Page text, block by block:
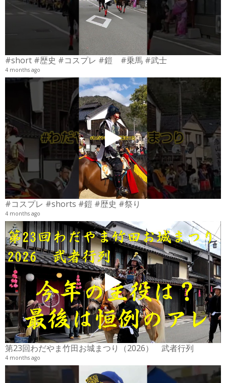
#short #歴史 #コスプレ #鎧 #乗馬 #武士
4 months ago
#コスプレ #shorts #鎧 #歴史 #祭り
4 months ago
第23回わだやま竹田お城まつり（2026） 武者行列
4 months ago